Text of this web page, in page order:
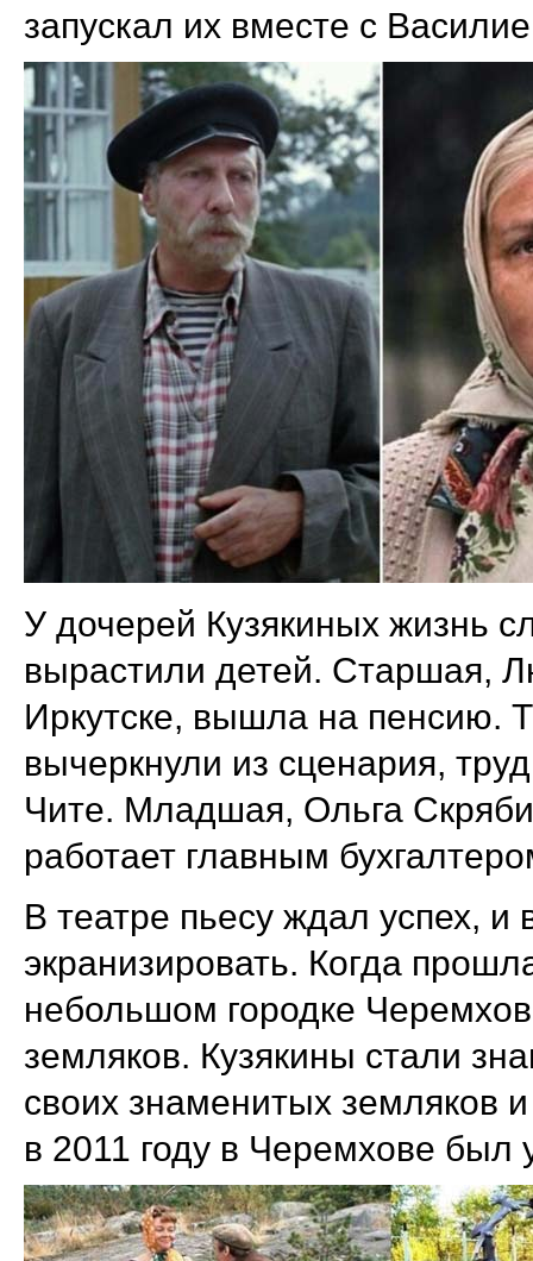
запускал их вместе с
У дочерей Кузякиных жизнь
вырастили детей. Старшая,
Иркутске, вышла на пенсию.
вычеркнули из сценария,
Чите. Младшая, Ольга
работает главным
В театре пьесу ждал успех,
экранизировать. Когда
небольшом городке
земляков. Кузякины стали
своих знаменитых земляков
в 2011 году в Черемхове был